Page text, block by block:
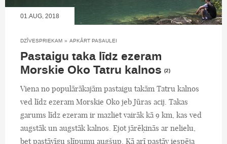
01.AUG, 2018
DZĪVESPRIEKAM » APKĀRT PASAULEI
Pastaigu taka līdz ezeram
Morskie Oko Tatru kalnos (2)
Viena no populārākajām pastaigu takām Tatru kalnos
ved līdz ezeram Morskie Oko jeb Jūras acij. Takas
garums līdz ezeram ir mazliet vairāk kā 9 km, kas ved
augstāk un augstāk kalnos. Ejot jārēķinās ar nelielu,
bet pastāvīgu slīpumu augšup. Kā arī pastāv iespēja